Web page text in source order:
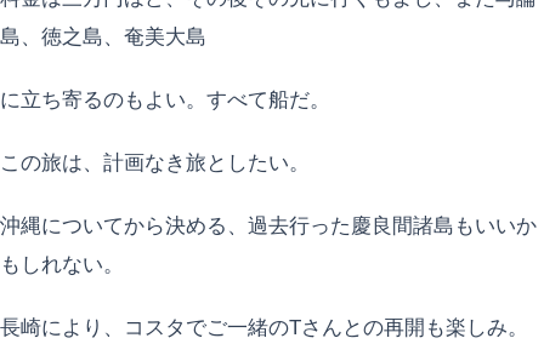
島、徳之島、奄美大島
に立ち寄るのもよい。すべて船だ。
この旅は、計画なき旅としたい。
沖縄についてから決める、過去行った慶良間諸島もいいか
もしれない。
長崎により、コスタでご一緒のTさんとの再開も楽しみ。